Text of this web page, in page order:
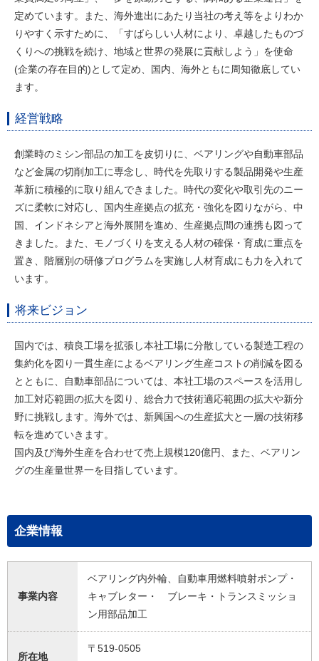
定めています。また、海外進出にあたり当社の考え等をよりわか
りやすく示すために、「すばらしい人材により、卓越したものづ
くりへの挑戦を続け、地域と世界の発展に貢献しよう」を使命
(企業の存在目的)として定め、国内、海外ともに周知徹底してい
ます。
経営戦略
創業時のミシン部品の加工を皮切りに、ベアリングや自動車部品
など金属の切削加工に専念し、時代を先取りする製品開発や生産
革新に積極的に取り組んできました。時代の変化や取引先のニー
ズに柔軟に対応し、国内生産拠点の拡充・強化を図りながら、中
国、インドネシアと海外展開を進め、生産拠点間の連携も図って
きました。また、モノづくりを支える人材の確保・育成に重点を
置き、階層別の研修プログラムを実施し人材育成にも力を入れて
います。
将来ビジョン
国内では、積良工場を拡張し本社工場に分散している製造工程の
集約化を図り一貫生産によるベアリング生産コストの削減を図る
とともに、自動車部品については、本社工場のスペースを活用し
加工対応範囲の拡大を図り、総合力で技術適応範囲の拡大や新分
野に挑戦します。海外では、新興国への生産拡大と一層の技術移
転を進めていきます。
国内及び海外生産を合わせて売上規模120億円、また、ベアリン
グの生産量世界一を目指しています。
企業情報
事業内容
ベアリング内外輪、自動車用燃料噴射ポンプ・
キャブレター・ ブレーキ・トランスミッショ
ン用部品加工
所在地
〒519-0505